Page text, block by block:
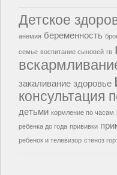
Детское
анемия беременность
семье воспитание сыновей гв
закаливание здоровье
консультация
детьми кормление по часам
ребенка до года прививки
ребенок и телевизор стеноз